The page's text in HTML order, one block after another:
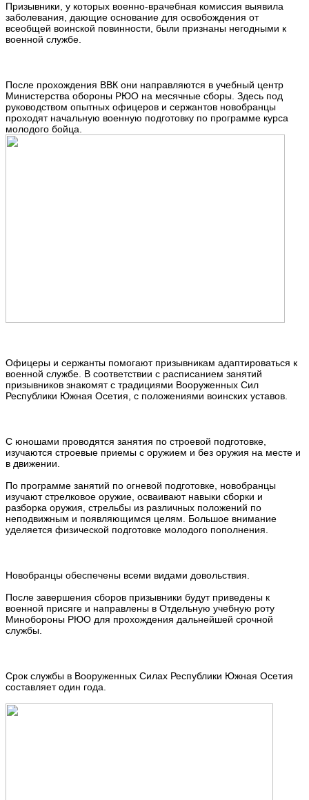
Призывники, у которых военно-врачебная комиссия выявила
заболевания, дающие основание для освобождения от
всеобщей воинской повинности, были признаны негодными к
военной службе.
После прохождения ВВК они направляются в учебный центр
Министерства обороны РЮО на месячные сборы. Здесь под
руководством опытных офицеров и сержантов новобранцы
проходят начальную военную подготовку по программе курса
молодого бойца.
Офицеры и сержанты помогают призывникам адаптироваться к
военной службе. В соответствии с расписанием занятий
призывников знакомят с традициями Вооруженных Сил
Республики Южная Осетия, с положениями воинских уставов.
С юношами проводятся занятия по строевой подготовке,
изучаются строевые приемы с оружием и без оружия на месте и
в движении.
По программе занятий по огневой подготовке, новобранцы
изучают стрелковое оружие, осваивают навыки сборки и
разборка оружия, стрельбы из различных положений по
неподвижным и появляющимся целям. Большое внимание
уделяется физической подготовке молодого пополнения.
Новобранцы обеспечены всеми видами довольствия.
После завершения сборов призывники будут приведены к
военной присяге и направлены в Отдельную учебную роту
Минобороны РЮО для прохождения дальнейшей срочной
службы.
Срок службы в Вооруженных Силах Республики Южная Осетия
составляет один года.